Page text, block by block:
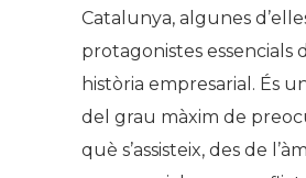
Catalunya, algunes
protagonistes essencials
història empresarial. És
del grau màxim de
què s’assisteix, des de